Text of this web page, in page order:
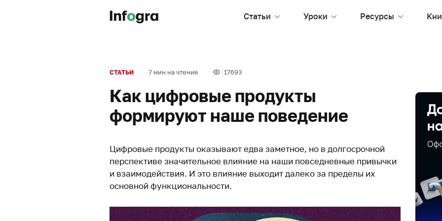
Статьи Уроки Ресурсы
СТАТЬИ 7 мин на чтение 17693
Как цифровые продукты
формируют наше поведение
Цифровые продукты оказывают едва заметное, но в долгосрочной
перспективе значительное влияние на наши повседневные привычки
и взаимодействия. И это влияние выходит далеко за пределы их
основной функциональности.